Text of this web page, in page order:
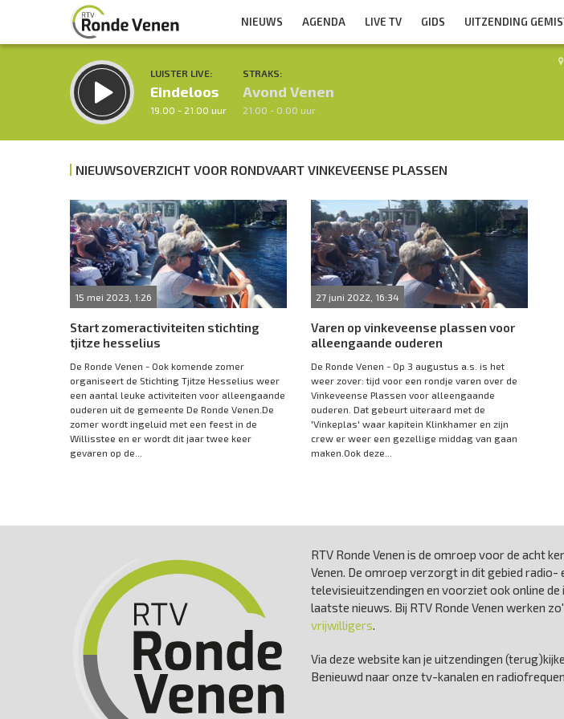
NIEUWS AGENDA LIVE TV GIDS UITZENDING
LUISTER LIVE:
Eindeloos
19.00 - 21.00 uur
STRAKS:
Avond Venen
21.00 - 0.00 uur
Inklappen
NIEUWSOVERZICHT VOOR RONDVAART VINKEVEENSE PLASSEN
15 mei 2023, 1:26
Start zomeractiviteiten stichting
tjitze hesselius
De Ronde Venen - Ook komende zomer
organiseert de Stichting Tjitze Hesselius weer
een aantal leuke activiteiten voor alleengaande
ouderen uit de gemeente De Ronde Venen.De
zomer wordt ingeluid met een feest in de
Willisstee en er wordt dit jaar twee keer
gevaren op de...
27 juni 2022, 16:34
Varen op vinkeveense plassen voor
alleengaande ouderen
De Ronde Venen - Op 3 augustus a.s. is het
weer zover: tijd voor een rondje varen over de
Vinkeveense Plassen voor alleengaande
ouderen. Dat gebeurt uiteraard met de
'Vinkeplas' waar kapitein Klinkhamer en zijn
crew er weer een gezellige middag van gaan
maken.Ook deze...
RTV Ronde Venen is de omroep voor de acht
Venen. De omroep verzorgt in dit gebied radio-
televisieuitzendingen en voorziet ook online
laatste nieuws. Bij RTV Ronde Venen werken
vrijwilligers.
Via deze website kan je uitzendingen
Benieuwd naar onze tv-kanalen en